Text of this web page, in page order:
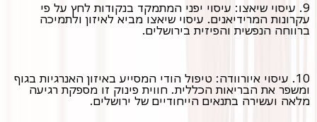
9. עיסוי שיאצו: עיסוי יפני המתמקד בנקודות לחץ על פי
עקרונות המרידיאנים. עיסוי שיאצו מביא לאיזון ולתמיכה
ברווחה הנפשית והפיזית בירושלים.
10. עיסוי איורוודה: טיפול הודי המסייע באיזון האנרגיות בגוף
ומשפר את הבריאות הכללית. חווית פינוק זו מספקת רגיעה
מלאה ועשירה בתנאים הייחודיים של ירושלים.